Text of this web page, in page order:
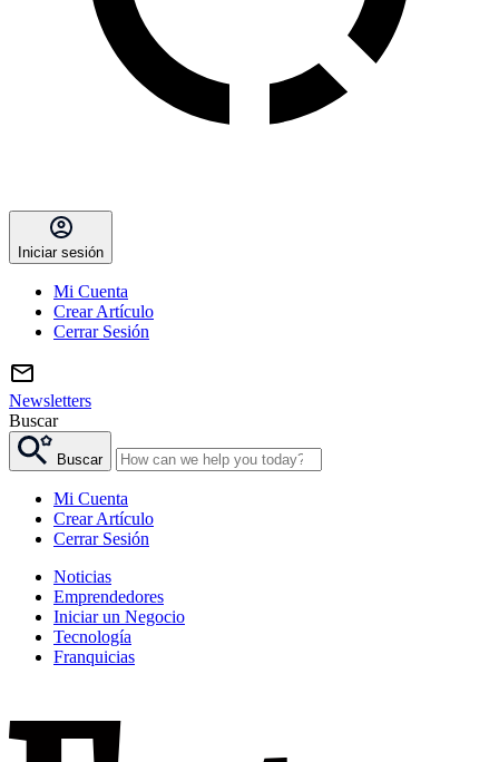
Iniciar sesión
Mi Cuenta
Crear Artículo
Cerrar Sesión
Newsletters
Buscar
Buscar
Mi Cuenta
Crear Artículo
Cerrar Sesión
Noticias
Emprendedores
Iniciar un Negocio
Tecnología
Franquicias